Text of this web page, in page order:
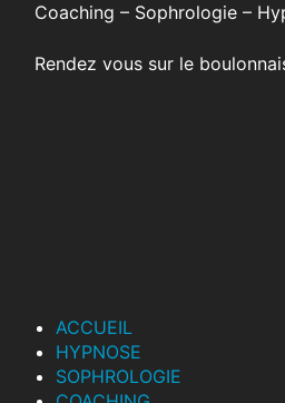
Coaching – Sophrologie –
Rendez vous sur le
ACCUEIL
HYPNOSE
SOPHROLOGIE